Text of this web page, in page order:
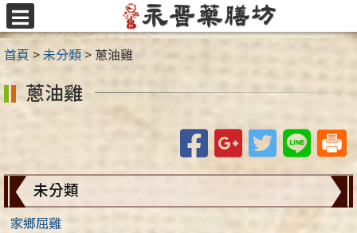
跳
至
主
要
內
容
首頁 >未分類 >蔥油雞
未分類
家鄉屈雞
蔥油雞
FacebookGoogle+TwitterLine
選
單